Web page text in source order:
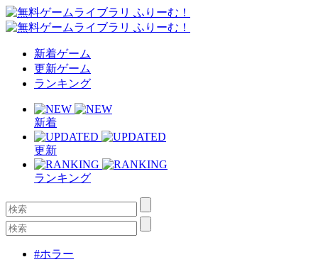
新着ゲーム
更新ゲーム
ランキング
新着
更新
ランキング
#ホラー